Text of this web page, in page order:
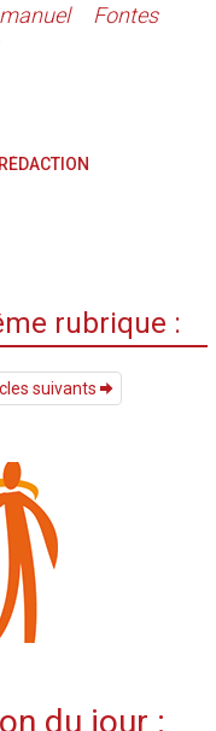
Fontes
rubrique :
suivants
du jour :